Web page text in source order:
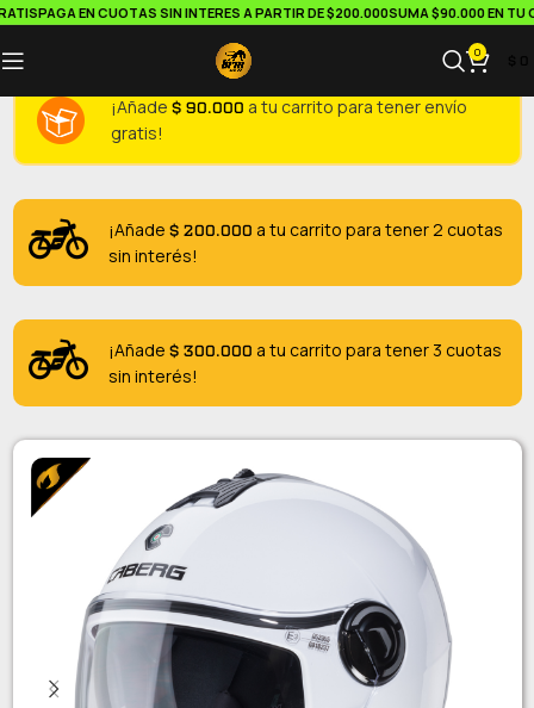
PAGA EN CUOTAS SIN INTERES A PARTIR DE $200.000SUMA $90.000 EN TU
0
¡Añade $90.000 a tu carrito para tener envío
gratis!
¡Añade $200.000 a tu carrito para tener 2 cuotas
sin interés!
¡Añade $300.000 a tu carrito para tener 3 cuotas
sin interés!